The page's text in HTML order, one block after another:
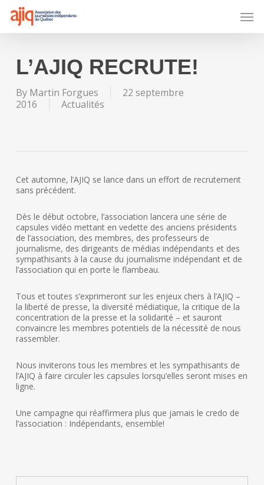
main
content
L’AJIQ RECRUTE!
By Martin Forgues
22 septembre
2016
Actualités
Cet automne, l’AJIQ se lance dans un effort de recrutement
sans précédent.
Dès le début octobre, l’association lancera une série de
capsules vidéo mettant en vedette des anciens présidents
de l’association, des membres, des professeurs de
journalisme, des dirigeants de médias indépendants et des
sympathisants à la cause du journalisme indépendant et de
l’association qui en porte le flambeau.
Tous et toutes s’exprimeront sur les enjeux chers à l’AJIQ –
la liberté de presse, la diversité médiatique, la critique de la
concentration de la presse et la solidarité – et sauront
convaincre les membres potentiels de la nécessité de nous
rassembler.
Nous inviterons tous les membres et les sympathisants de
l’AJIQ à faire circuler les capsules lorsqu’elles seront mises en
ligne.
Une campagne qui réaffirmera plus que jamais le credo de
l’association : Indépendants, ensemble!